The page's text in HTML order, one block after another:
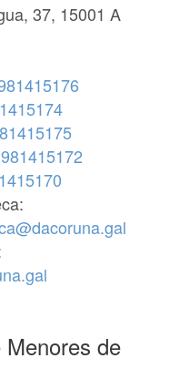
37, 15001 A
981415172
de